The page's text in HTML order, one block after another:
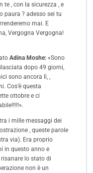
te , con la sicurezza , e
paura ? adesso sei tu
mai. E
Vergogna Vergogna!
Adina Moshe: «Sono
dopo 49 giorni,
sono ancora lì, ,
Cos’è questa
ottobre e ci
i mille messaggi dei
, queste parole
via). Era proprio
in questo anno e
lo stato di
non è un